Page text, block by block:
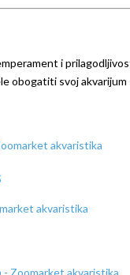
i
obogatiti svoj